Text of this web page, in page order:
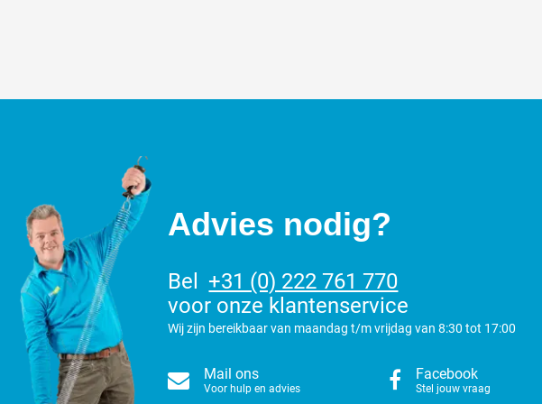
Advies nodig?
Bel
+31 (0) 222 761 770
voor onze klantenservice
Wij zijn bereikbaar van maandag t/m vrijdag van 8:30 tot 17:00
Mail ons
Voor hulp en advies
Facebook
Stel jouw vraag